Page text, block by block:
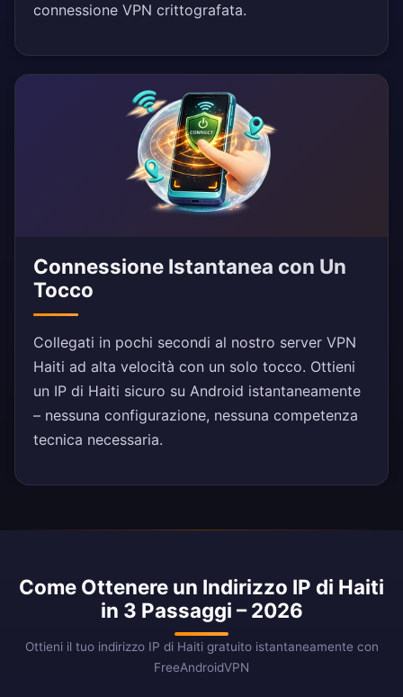
connessione VPN crittografata.
Connessione Istantanea con Un
Tocco
Collegati in pochi secondi al nostro server VPN
Haiti ad alta velocità con un solo tocco. Ottieni
un IP di Haiti sicuro su Android istantaneamente
– nessuna configurazione, nessuna competenza
tecnica necessaria.
Come Ottenere un Indirizzo IP di Haiti
in 3 Passaggi – 2026
Ottieni il tuo indirizzo IP di Haiti gratuito istantaneamente con
FreeAndroidVPN